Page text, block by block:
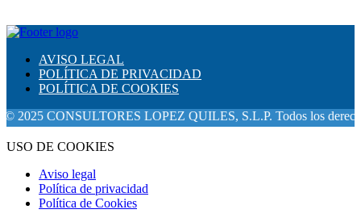
AVISO LEGAL
POLÍTICA DE PRIVACIDAD
POLÍTICA DE COOKIES
CONSULTORES LOPEZ QUILES, S.L.P. Todos los derechos
USO DE COOKIES
Aviso legal
Política de privacidad
Política de Cookies